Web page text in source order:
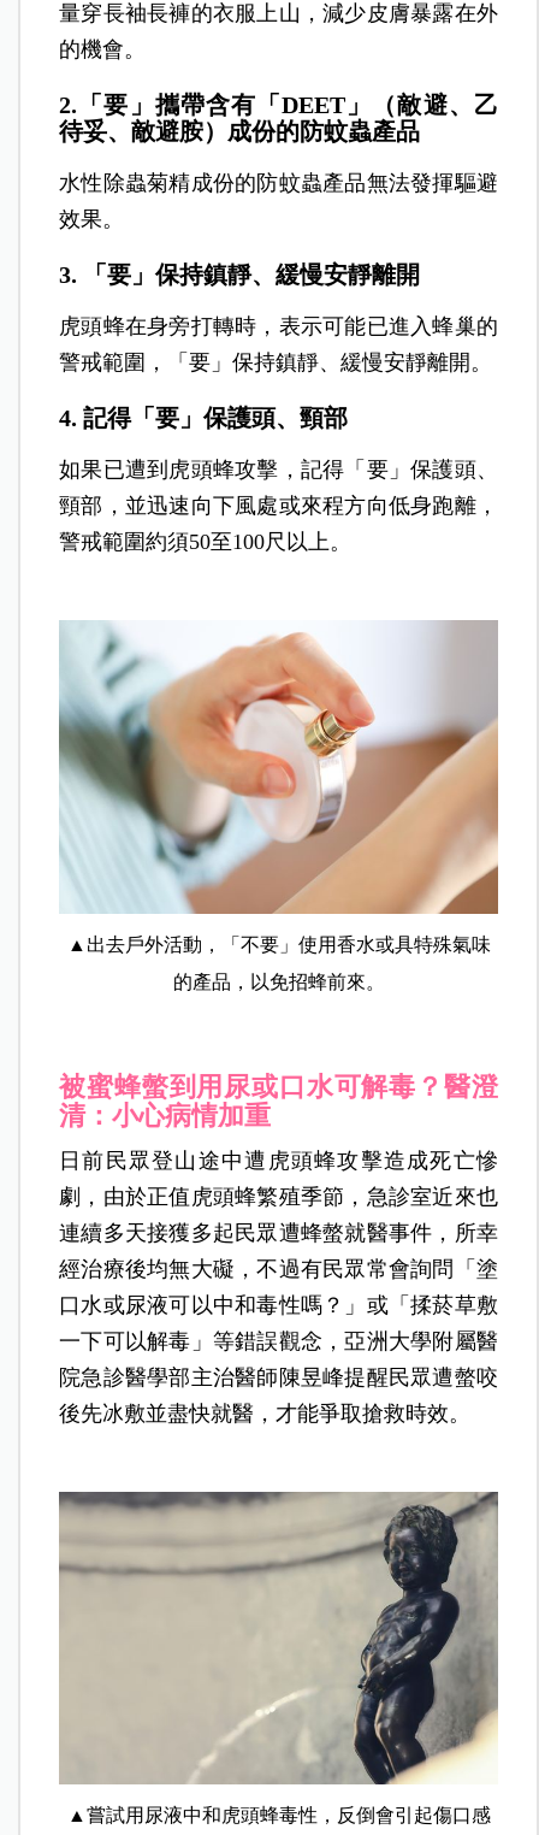
量穿長袖長褲的衣服上山，減少皮膚暴露在外
的機會。
2.「要」攜帶含有「DEET」（敵避、乙
待妥、敵避胺）成份的防蚊蟲產品
水性除蟲菊精成份的防蚊蟲產品無法發揮驅避
效果。
3. 「要」保持鎮靜、緩慢安靜離開
虎頭蜂在身旁打轉時，表示可能已進入蜂巢的
警戒範圍，「要」保持鎮靜、緩慢安靜離開。
4. 記得「要」保護頭、頸部
如果已遭到虎頭蜂攻擊，記得「要」保護頭、
頸部，並迅速向下風處或來程方向低身跑離，
警戒範圍約須50至100尺以上。
▲出去戶外活動，「不要」使用香水或具特殊氣味
的產品，以免招蜂前來。
被蜜蜂螫到用尿或口水可解毒？醫澄
清：小心病情加重
日前民眾登山途中遭虎頭蜂攻擊造成死亡慘
劇，由於正值虎頭蜂繁殖季節，急診室近來也
連續多天接獲多起民眾遭蜂螫就醫事件，所幸
經治療後均無大礙，不過有民眾常會詢問「塗
口水或尿液可以中和毒性嗎？」或「揉菸草敷
一下可以解毒」等錯誤觀念，亞洲大學附屬醫
院急診醫學部主治醫師陳昱峰提醒民眾遭螫咬
後先冰敷並盡快就醫，才能爭取搶救時效。
▲嘗試用尿液中和虎頭蜂毒性，反倒會引起傷口感